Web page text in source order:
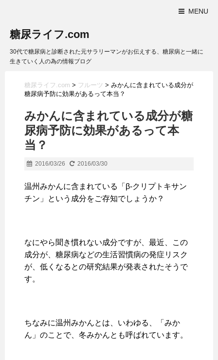
MENU
糖尿ライフ.com
30代で糖尿病と診断された元サラリーマンがお伝えする、糖尿病と一緒に
生きていく人の為の情報ブログ
糖尿ライフ.com > フルーツ > みかんに含まれている成分が
糖尿病予防に効果があるって本当？
みかんに含まれている成分が糖
尿病予防に効果があるって本
当？
2016/03/26 2016/03/30
温州みかんに含まれている「β-クリプトキサン
チン」という成分をご存知でしょうか？
なにやら聞き慣れない成分ですが、最近、この
成分が、糖尿病などの生活習慣病の発症リスク
が、低くなるとの研究結果が発表されたそうで
す。
ちなみに温州みかんとは、いわゆる、「みか
ん」のことで、冬みかんとも呼ばれています。